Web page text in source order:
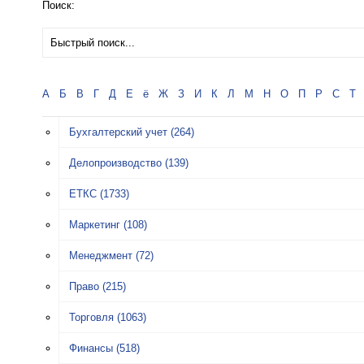
Поиск:
А Б В Г Д Е ё Ж З И К Л М Н О П Р С Т
Бухгалтерский учет (264)
Делопроизводство (139)
ЕТКС (1733)
Маркетинг (108)
Менеджмент (72)
Право (215)
Торговля (1063)
Финансы (518)